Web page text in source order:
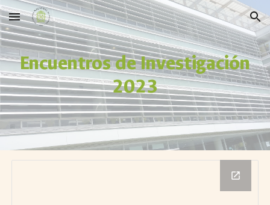
Skip to main content Skip to navigation
Encuentros de Investigación
2023